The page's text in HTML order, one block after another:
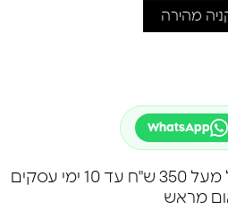
מהירה
WhatsApp
עסקים
מראש